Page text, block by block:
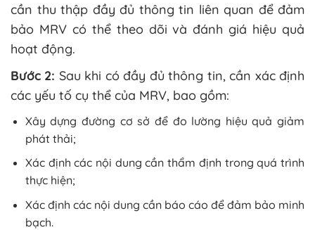
cần thu thập đầy đủ thông tin liên quan để đảm
bảo MRV có thể theo dõi và đánh giá hiệu quả
hoạt động.
Bước 2: Sau khi có đầy đủ thông tin, cần xác định
các yếu tố cụ thể của MRV, bao gồm:
Xây dựng đường cơ sở để đo lường hiệu quả giảm
phát thải;
Xác định các nội dung cần thẩm định trong quá trình
thực hiện;
Xác định các nội dung cần báo cáo để đảm bảo minh
bạch.